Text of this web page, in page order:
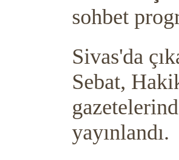
sohbet
Sivas'da
Sebat,
yayınlandı.